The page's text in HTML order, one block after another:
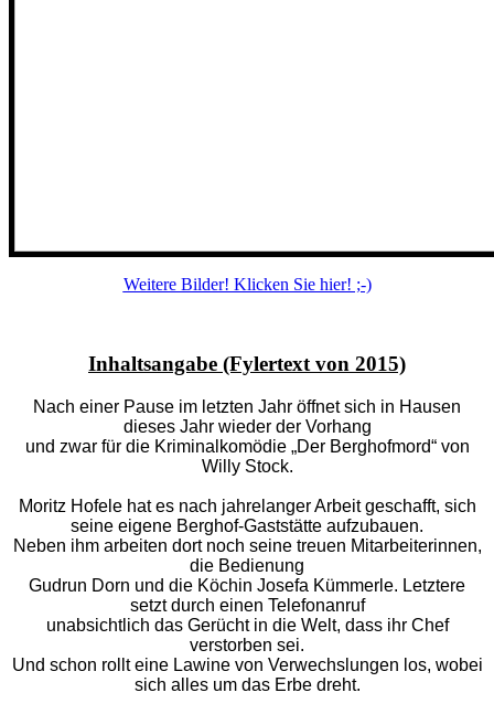
Weitere Bilder! Klicken Sie hier! ;-)
Inhaltsangabe (Fylertext von 2015)
Nach einer Pause im letzten Jahr öffnet sich in Hausen
dieses Jahr wieder der Vorhang
und zwar für die Kriminalkomödie „Der Berghofmord“ von
Willy Stock.
Moritz Hofele hat es nach jahrelanger Arbeit geschafft, sich
seine eigene Berghof-Gaststätte aufzubauen.
Neben ihm arbeiten dort noch seine treuen Mitarbeiterinnen,
die Bedienung
Gudrun Dorn und die Köchin Josefa Kümmerle. Letztere
setzt durch einen Telefonanruf
unabsichtlich das Gerücht in die Welt, dass ihr Chef
verstorben sei.
Und schon rollt eine Lawine von Verwechslungen los, wobei
sich alles um das Erbe dreht.